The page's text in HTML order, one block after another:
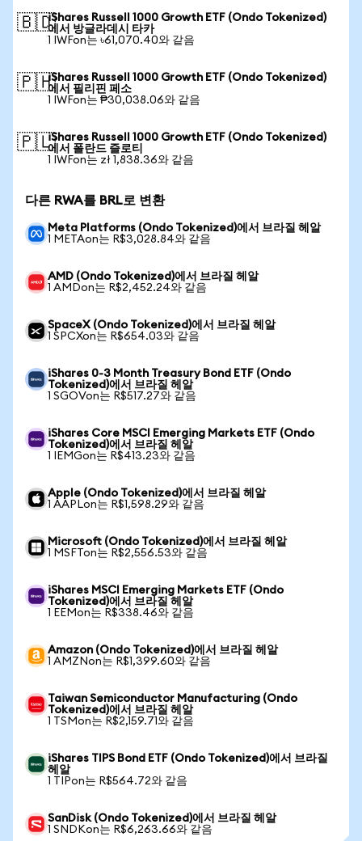
🇧🇩iShares Russell 1000 Growth ETF (Ondo Tokenized)
에서 방글라데시 타카
1 IWFon는 ৳61,070.40와 같음
🇵🇭iShares Russell 1000 Growth ETF (Ondo Tokenized)
에서 필리핀 페소
1 IWFon는 ₱30,038.06와 같음
🇵🇱iShares Russell 1000 Growth ETF (Ondo Tokenized)
에서 폴란드 즐로티
1 IWFon는 zł 1,838.36와 같음
다른 RWA를 BRL로 변환
Meta Platforms (Ondo Tokenized)에서 브라질 헤알
1 METAon는 R$3,028.84와 같음
AMD (Ondo Tokenized)에서 브라질 헤알
1 AMDon는 R$2,452.24와 같음
SpaceX (Ondo Tokenized)에서 브라질 헤알
1 SPCXon는 R$654.03와 같음
iShares 0-3 Month Treasury Bond ETF (Ondo
Tokenized)에서 브라질 헤알
1 SGOVon는 R$517.27와 같음
iShares Core MSCI Emerging Markets ETF (Ondo
Tokenized)에서 브라질 헤알
1 IEMGon는 R$413.23와 같음
Apple (Ondo Tokenized)에서 브라질 헤알
1 AAPLon는 R$1,598.29와 같음
Microsoft (Ondo Tokenized)에서 브라질 헤알
1 MSFTon는 R$2,556.53와 같음
iShares MSCI Emerging Markets ETF (Ondo
Tokenized)에서 브라질 헤알
1 EEMon는 R$338.46와 같음
Amazon (Ondo Tokenized)에서 브라질 헤알
1 AMZNon는 R$1,399.60와 같음
Taiwan Semiconductor Manufacturing (Ondo
Tokenized)에서 브라질 헤알
1 TSMon는 R$2,159.71와 같음
iShares TIPS Bond ETF (Ondo Tokenized)에서 브라질
헤알
1 TIPon는 R$564.72와 같음
SanDisk (Ondo Tokenized)에서 브라질 헤알
1 SNDKon는 R$6,263.66와 같음